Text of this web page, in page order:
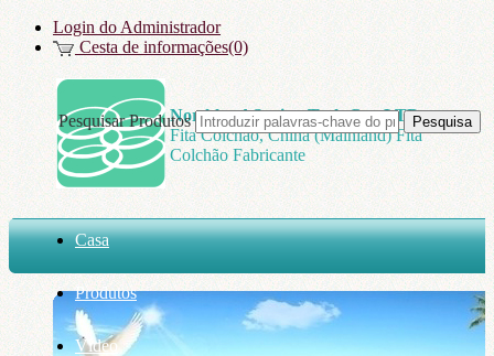
Login do Administrador
Cesta de informações(0)
Northland Spring Tech Co., LTD
Fita Colchão, China (Mainland) Fita
Colchão Fabricante
Casa
Produtos
Vídeo
Pesquisar Produtos